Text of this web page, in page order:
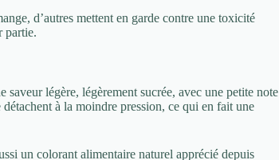
d’autres mettent en garde contre une toxicité
partie.
légère, légèrement sucrée, avec une petite note
à la moindre pression, ce qui en fait une
un colorant alimentaire naturel apprécié depuis